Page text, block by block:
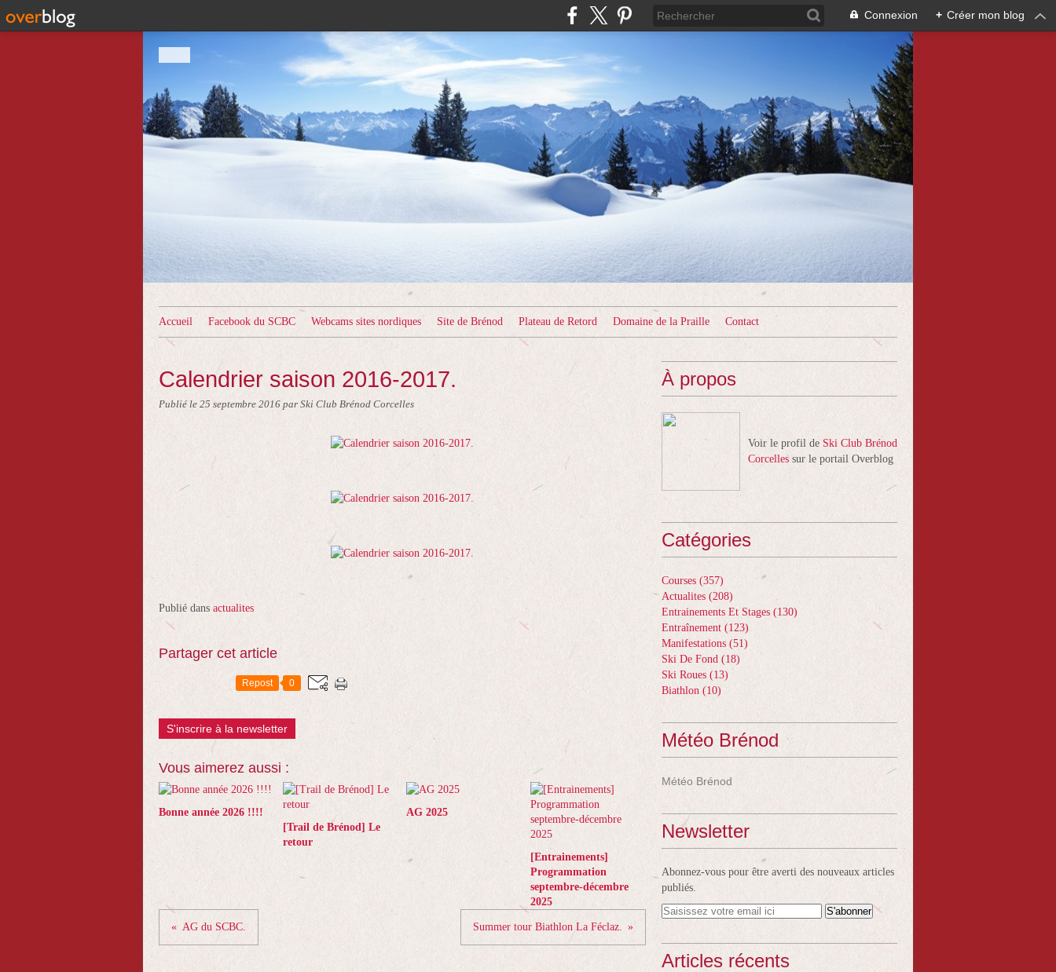
Connexion + Créer mon blog
Accueil Facebook du SCBC Webcams sites nordiques Site de Brénod Plateau de Retord Domaine de la Praille Contact
Calendrier saison 2016-2017.
Publié le 25 septembre 2016 par Ski Club Brénod Corcelles
Publié dans actualites
Partager cet article
Repost 0
S'inscrire à la newsletter
Vous aimerez aussi :
Bonne année 2026 !!!!
[Trail de Brénod] Le
retour
AG 2025
[Entrainements]
Programmation
septembre-décembre
2025
AG du SCBC. Summer tour Biathlon La Féclaz.
À propos
Voir le profil de Ski Club Brénod
Corcelles sur le portail Overblog
Catégories
Courses (357)
Actualites (208)
Entrainements Et Stages (130)
Entraînement (123)
Manifestations (51)
Ski De Fond (18)
Ski Roues (13)
Biathlon (10)
Météo Brénod
Météo Brénod
Newsletter
Abonnez-vous pour être averti des nouveaux articles
publiés.
Articles récents